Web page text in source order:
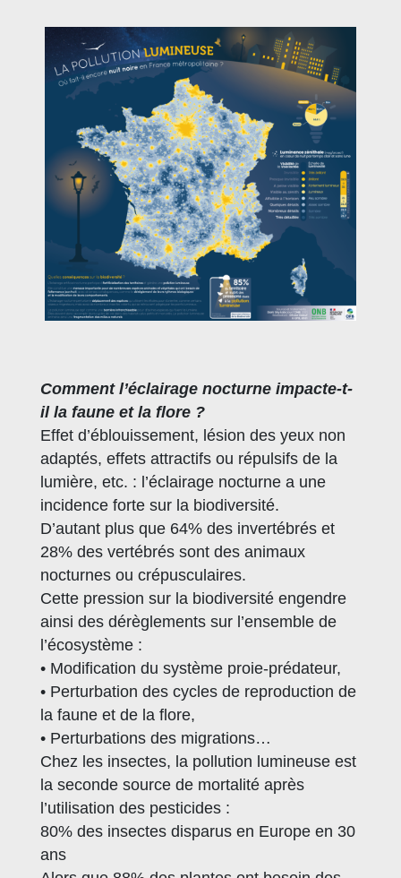
Comment l’éclairage nocturne impacte-t-
il la faune et la flore ?
Effet d’éblouissement, lésion des yeux non
adaptés, effets attractifs ou répulsifs de la
lumière, etc. : l’éclairage nocturne a une
incidence forte sur la biodiversité.
D’autant plus que 64% des invertébrés et
28% des vertébrés sont des animaux
nocturnes ou crépusculaires.
Cette pression sur la biodiversité engendre
ainsi des dérèglements sur l’ensemble de
l’écosystème :
• Modification du système proie-prédateur,
• Perturbation des cycles de reproduction de
la faune et de la flore,
• Perturbations des migrations…
Chez les insectes, la pollution lumineuse est
la seconde source de mortalité après
l’utilisation des pesticides :
80% des insectes disparus en Europe en 30
ans